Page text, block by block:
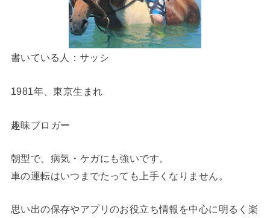
書いている人：サッシ
1981年、東京生まれ
趣味ブロガー
朝型で、病気・ケガにも強いです。
車の運転はいつまでたっても上手くなりません。
思い出の保存やアプリのお役立ち情報を中心に明るく楽